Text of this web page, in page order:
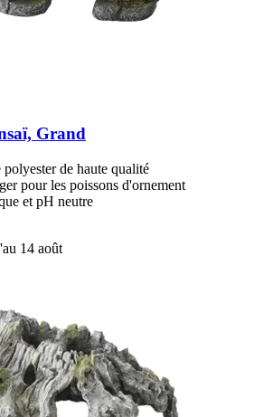
Grand
polyester de haute qualité
pour les poissons d'ornement
et pH neutre
14 août